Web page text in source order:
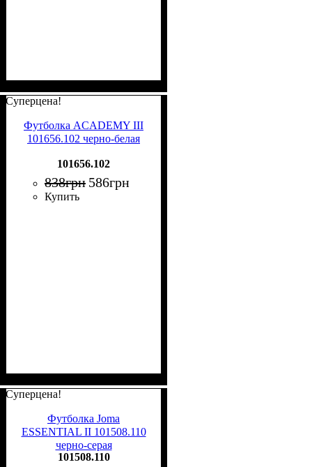
Суперцена!
Футболка ACADEMY III
101656.102 черно-белая
101656.102
838грн 586грн
Купить
Суперцена!
Футболка Joma
ESSENTIAL II 101508.110
черно-серая
101508.110